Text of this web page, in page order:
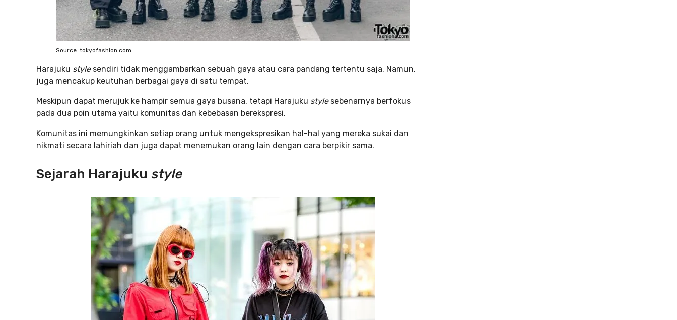
Source: tokyofashion.com
Harajuku stylesendiri tidak menggambarkan sebuah gaya atau cara pandang tertentu saja. Namun,
juga mencakup keutuhan berbagai gaya di satu tempat.
Meskipun dapat merujuk ke hampir semua gaya busana, tetapi Harajuku stylesebenarnya berfokus
pada dua poin utama yaitu komunitas dan kebebasan berekspresi.
Komunitas ini memungkinkan setiap orang untuk mengekspresikan hal-hal yang mereka sukai dan
nikmati secara lahiriah dan juga dapat menemukan orang lain dengan cara berpikir sama.
Sejarah Harajuku style